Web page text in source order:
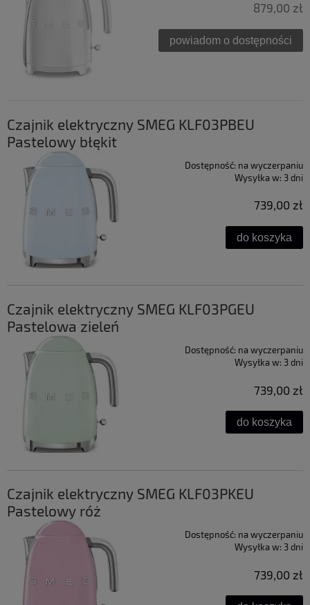
879,00 zł
powiadom o dostępności
Czajnik elektryczny SMEG KLF03PBEU
Pastelowy błękit
Dostępność: na wyczerpaniu
Wysyłka w: 3 dni
739,00 zł
do koszyka
Czajnik elektryczny SMEG KLF03PGEU
Pastelowa zieleń
Dostępność: na wyczerpaniu
Wysyłka w: 3 dni
739,00 zł
do koszyka
Czajnik elektryczny SMEG KLF03PKEU
Pastelowy róż
Dostępność: na wyczerpaniu
Wysyłka w: 3 dni
739,00 zł